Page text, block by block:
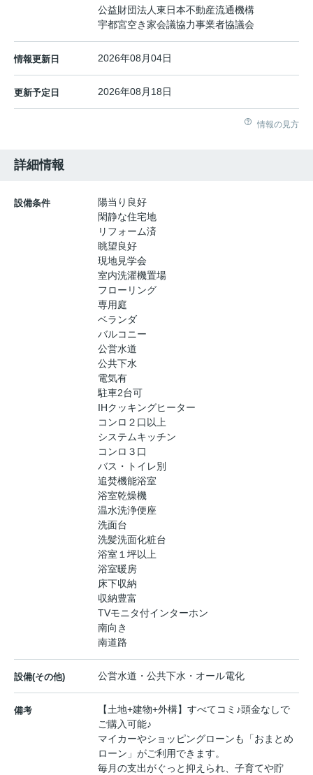
公益財団法人東日本不動産流通機構
宇都宮空き家会議協力事業者協議会
情報更新日 2026年08月04日
更新予定日 2026年08月18日
情報の見方
詳細情報
設備条件
陽当り良好
閑静な住宅地
リフォーム済
眺望良好
現地見学会
室内洗濯機置場
フローリング
専用庭
ベランダ
バルコニー
公営水道
公共下水
電気有
駐車2台可
IHクッキングヒーター
コンロ２口以上
システムキッチン
コンロ３口
バス・トイレ別
追焚機能浴室
浴室乾燥機
温水洗浄便座
洗面台
洗髪洗面化粧台
浴室１坪以上
浴室暖房
床下収納
収納豊富
TVモニタ付インターホン
南向き
南道路
設備(その他) 公営水道・公共下水・オール電化
備考
【土地+建物+外構】すべてコミ♪頭金なしで
ご購入可能♪
マイカーやショッピングローンも「おまとめ
ローン」がご利用できます。
毎月の支出がぐっと抑えられ、子育てや貯